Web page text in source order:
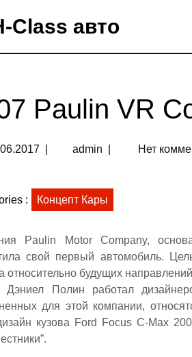
Class авто
Paulin VR
admin Нет
: Концепт Кары
Paulin Motor Company,
свой первый автомобиль.
относительно будущих
Дэниел Полин работал
для этой компании,
кузова Ford Focus C-Max